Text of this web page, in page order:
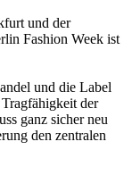
und der
Fashion Week ist
und die Label
der
ganz sicher neu
den zentralen